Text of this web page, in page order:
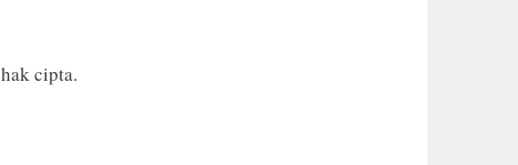
cipta.